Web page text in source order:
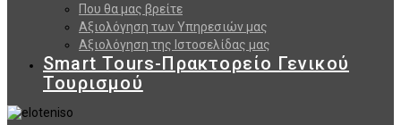
Που θα μας βρείτε
Αξιολόγηση των Υπηρεσιών μας
Αξιολόγηση της Ιστοσελίδας μας
Smart Tours-Πρακτορείο Γενικού
Τουρισμού